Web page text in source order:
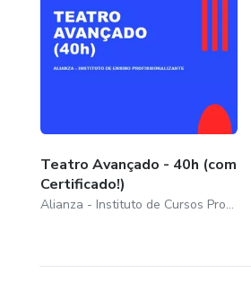
Teatro Avançado - 40h (com
Certificado!)
Alianza - Instituto de Cursos Profissionalizantes